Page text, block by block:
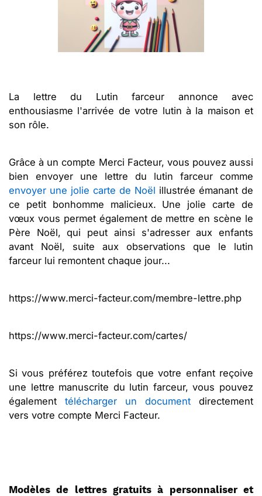
La lettre du Lutin farceur annonce avec
enthousiasme l'arrivée de votre lutin à la maison et
son rôle.
Grâce à un compte Merci Facteur, vous pouvez aussi
bien envoyer une lettre du lutin farceur comme
envoyer une jolie carte de Noël illustrée émanant de
ce petit bonhomme malicieux. Une jolie carte de
vœux vous permet également de mettre en scène le
Père Noël, qui peut ainsi s'adresser aux enfants
avant Noël, suite aux observations que le lutin
farceur lui remontent chaque jour...
https://www.merci-facteur.com/membre-lettre.php
https://www.merci-facteur.com/cartes/
Si vous préférez toutefois que votre enfant reçoive
une lettre manuscrite du lutin farceur, vous pouvez
également télécharger un document directement
vers votre compte Merci Facteur.
Modèles de lettres gratuits à personnaliser et